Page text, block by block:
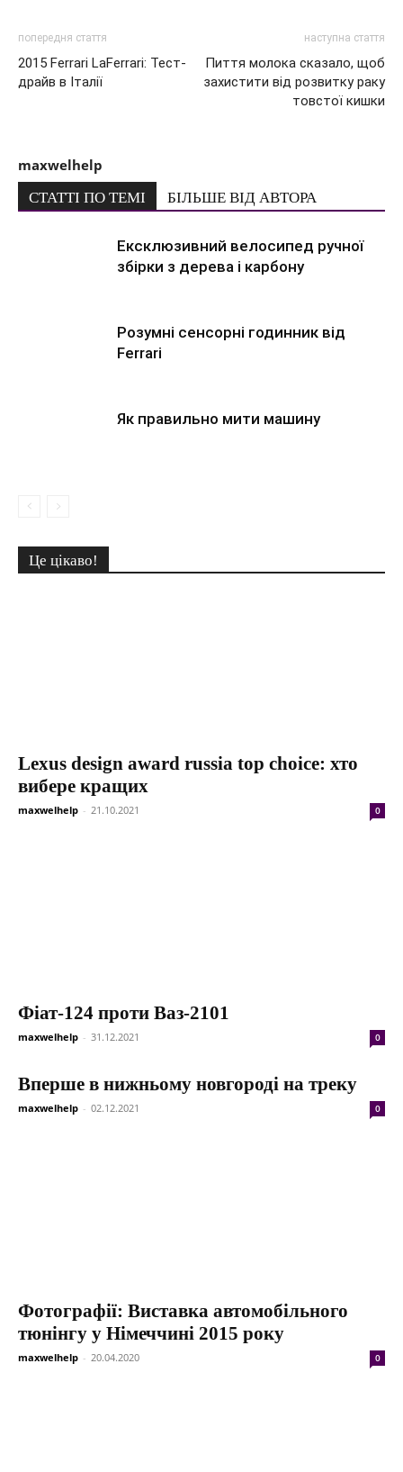
попередня стаття
2015 Ferrari LaFerrari: Тест-
драйв в Італії
наступна стаття
Пиття молока сказало, щоб
захистити від розвитку раку
товстої кишки
maxwelhelp
СТАТТІ ПО ТЕМІ БІЛЬШЕ ВІД АВТОРА
Ексклюзивний велосипед ручної
збірки з дерева і карбону
Розумні сенсорні годинник від
Ferrari
Як правильно мити машину
Це цікаво!
Lexus design award russia top choice: хто
вибере кращих
maxwelhelp - 21.10.2021 0
Фіат-124 проти Ваз-2101
maxwelhelp - 31.12.2021 0
Вперше в нижньому новгороді на треку
maxwelhelp - 02.12.2021 0
Фотографії: Виставка автомобільного
тюнінгу у Німеччині 2015 року
maxwelhelp - 20.04.2020 0